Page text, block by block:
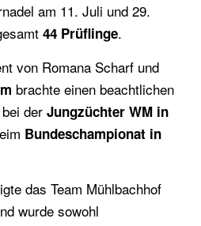
am 11. Juli und 29.
44 Prüflinge.
von Romana Scharf und
brachte einen beachtlichen
der Jungzüchter WM in
Bundeschampionat in
das Team Mühlbachhof
wurde sowohl